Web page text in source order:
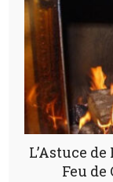
L’Astuce
Feu